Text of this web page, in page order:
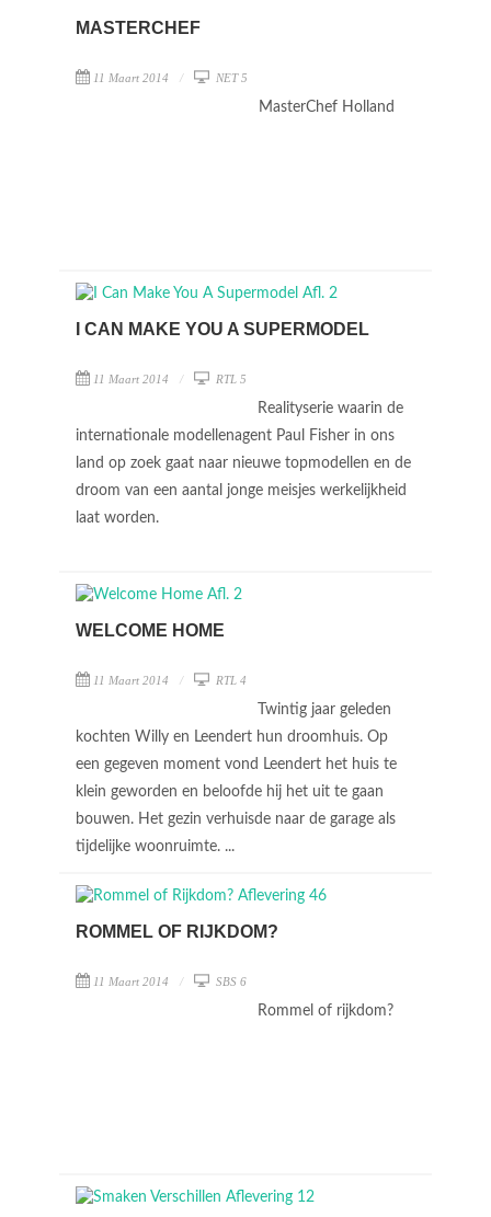
MASTERCHEF
11 Maart 2014 NET 5
MasterChef Holland
I CAN MAKE YOU A SUPERMODEL
11 Maart 2014 RTL 5
Realityserie waarin de
internationale modellenagent Paul Fisher in ons
land op zoek gaat naar nieuwe topmodellen en de
droom van een aantal jonge meisjes werkelijkheid
laat worden.
WELCOME HOME
11 Maart 2014 RTL 4
Twintig jaar geleden
kochten Willy en Leendert hun droomhuis. Op
een gegeven moment vond Leendert het huis te
klein geworden en beloofde hij het uit te gaan
bouwen. Het gezin verhuisde naar de garage als
tijdelijke woonruimte. ...
ROMMEL OF RIJKDOM?
11 Maart 2014 SBS 6
Rommel of rijkdom?